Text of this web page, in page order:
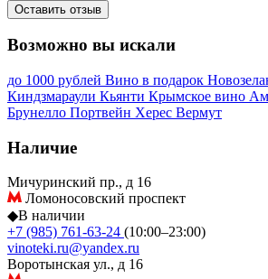
Оставить отзыв
Возможно вы искали
до 1000 рублей Вино в подарок
Киндзмараули Кьянти Крымское вино
Брунелло Портвейн Херес Вермут
Наличие
Мичуринский пр., д 16
Ломоносовский проспект
◆В наличии
+7 (985) 761-63-24 (10:00–23:00)
vinoteki.ru@yandex.ru
Воротынская ул., д 16